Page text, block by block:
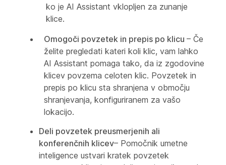
ko je AI Assistant vklopljen za zunanje
klice.
Omogoči povzetek in prepis po klicu – Če
želite pregledati kateri koli klic, vam lahko
AI Assistant pomaga tako, da iz zgodovine
klicev povzema celoten klic. Povzetek in
prepis po klicu sta shranjena v območju
shranjevanja, konfiguriranem za vašo
lokacijo.
Deli povzetek preusmerjenih ali
konferenčnih klicev– Pomočnik umetne
inteligence ustvari kratek povzetek